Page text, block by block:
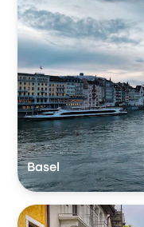
Basel